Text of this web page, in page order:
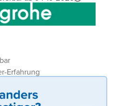
Erfahrung